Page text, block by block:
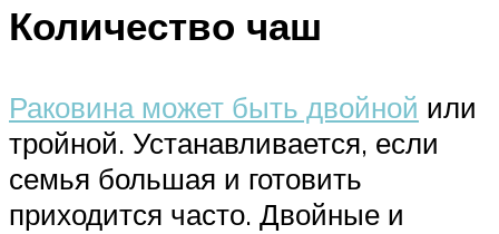
Количество чаш
Раковина может быть двойной или
тройной. Устанавливается, если
семья большая и готовить
приходится часто. Двойные и